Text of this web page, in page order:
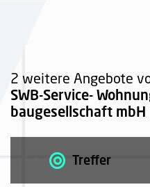
2 weitere Angebote
SWB-Service-
baugesellschaft mbH
Treffer